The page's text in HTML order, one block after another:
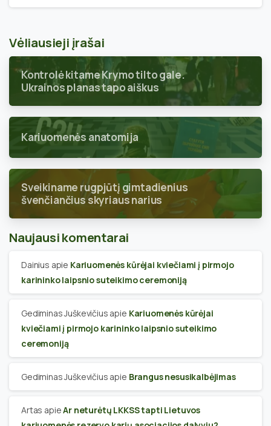
Vėliausieji įrašai
Kontrolė kitame Krymo tilto gale.
Ukrainos planas tapo aiškus
Kariuomenės anatomija
Sveikiname rugpjūtį gimtadienius
švenčiančius skyriaus narius
Naujausi komentarai
Dainius apie Kariuomenės kūrėjai kviečiami į pirmojo
karininko laipsnio suteikimo ceremoniją
Gediminas Juškevičius apie Kariuomenės kūrėjai
kviečiami į pirmojo karininko laipsnio suteikimo
ceremoniją
Gediminas Juškevičius apie Brangus nesusikalbėjimas
Artas apieAr neturėtų LKKSS tapti Lietuvos